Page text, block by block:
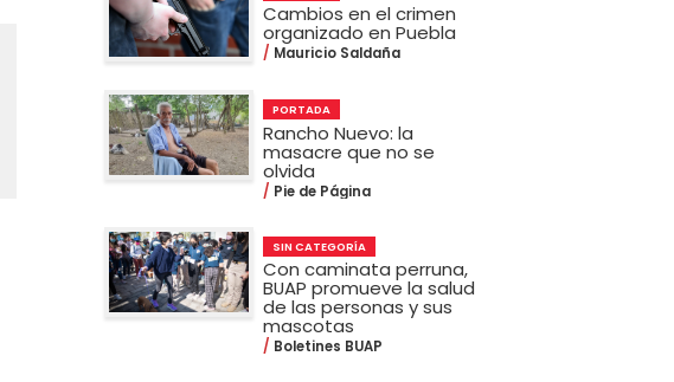
Cambios en el crimen
organizado en Puebla
Mauricio Saldaña
PORTADA
Rancho Nuevo: la
masacre que no se
olvida
Pie de Página
SIN CATEGORÍA
Con caminata perruna,
BUAP promueve la salud
de las personas y sus
mascotas
Boletines BUAP